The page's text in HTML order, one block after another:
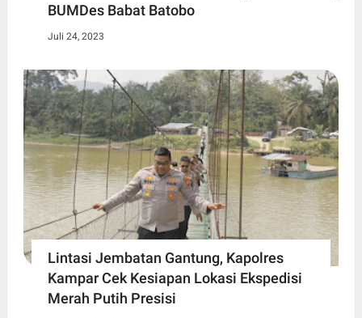
BUMDes Babat Batobo
Juli 24, 2023
Lintasi Jembatan Gantung, Kapolres
Kampar Cek Kesiapan Lokasi Ekspedisi
Merah Putih Presisi